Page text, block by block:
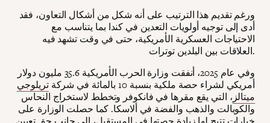
ورغم تقديم هذا الترتيب على أنه شكل من أشكال التعاون، فقد
أدى إلى توجيه أولويات التعدين في كندا بما يتناسب مع
الاحتياجات العسكرية الأمريكية، حتى في وقت تشهد فيه
العلاقات بين البلدين توترات.
وفي عام 2025، أنفقت وزارة الحرب الأمريكية 35.6 مليون دولار
أمريكي لشراء حصة ملكية بنسبة 10 بالمائة في شركة
تريلوجي
ميتالز ، التي يقع مقرها في فانكوفر وتخطط لاستخراج النحاس
والكوبالت والذهب والفضة في ألاسكا. كما حصلت الوزارة على